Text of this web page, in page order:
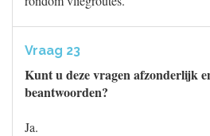
Vraag 23
Kunt u deze vragen afzonderlijk
beantwoorden?
Ja.